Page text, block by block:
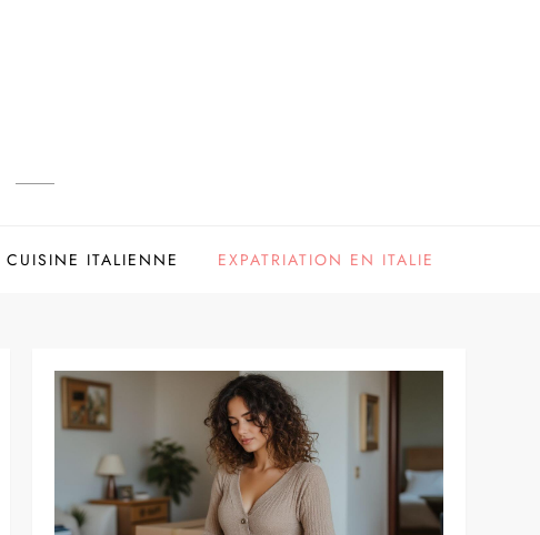
CUISINE ITALIENNE EXPATRIATION EN ITALIE